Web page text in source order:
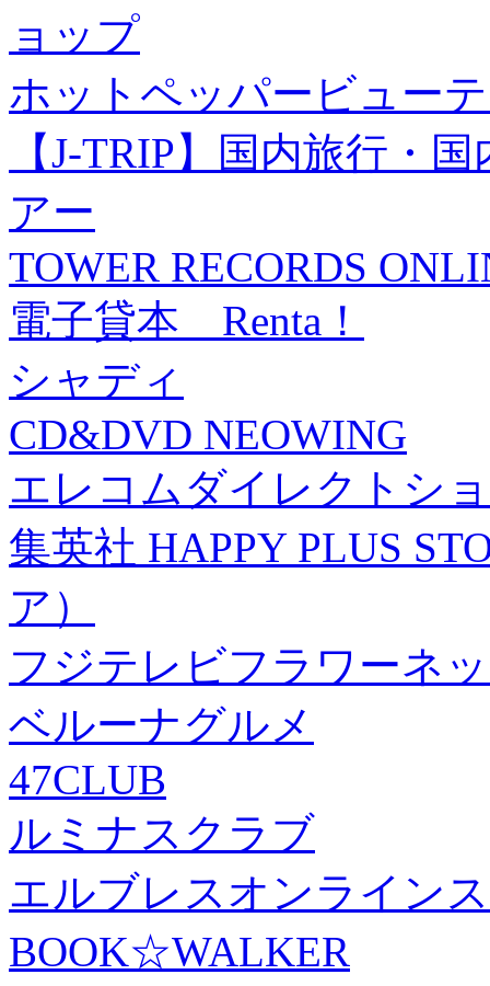
ョップ
ホットペッパービュー
【J-TRIP】国内旅行・
アー
TOWER RECORDS
電子貸本 Renta！
シャディ
CD&DVD NEOWING
エレコムダイレクトシ
集英社 HAPPY PLUS
ア）
フジテレビフラワーネ
ベルーナグルメ
47CLUB
ルミナスクラブ
エルブレスオンライン
BOOK☆WALKER